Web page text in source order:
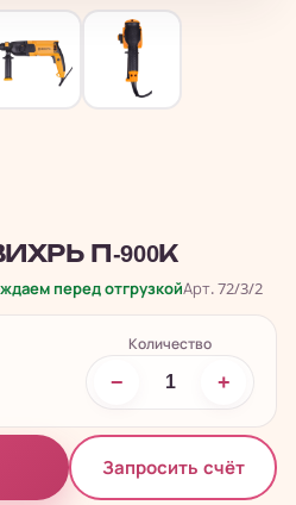
П-900К
перед отгрузкойАрт. 72/3/2
Количество
− +
Запросить счёт